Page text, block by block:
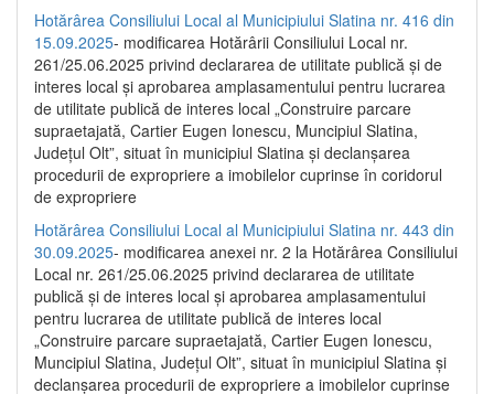
Hotărârea Consiliului Local al Municipiului Slatina nr. 416 din
15.09.2025- modificarea Hotărârii Consiliului Local nr.
261/25.06.2025 privind declararea de utilitate publică și de
interes local și aprobarea amplasamentului pentru lucrarea
de utilitate publică de interes local „Construire parcare
supraetajată, Cartier Eugen Ionescu, Muncipiul Slatina,
Județul Olt”, situat în municipiul Slatina și declanșarea
procedurii de expropriere a imobilelor cuprinse în coridorul
de expropriere
Hotărârea Consiliului Local al Municipiului Slatina nr. 443 din
30.09.2025- modificarea anexei nr. 2 la Hotărârea Consiliului
Local nr. 261/25.06.2025 privind declararea de utilitate
publică şi de interes local şi aprobarea amplasamentului
pentru lucrarea de utilitate publică de interes local
„Construire parcare supraetajată, Cartier Eugen Ionescu,
Muncipiul Slatina, Judeţul Olt”, situat în municipiul Slatina şi
declanşarea procedurii de expropriere a imobilelor cuprinse